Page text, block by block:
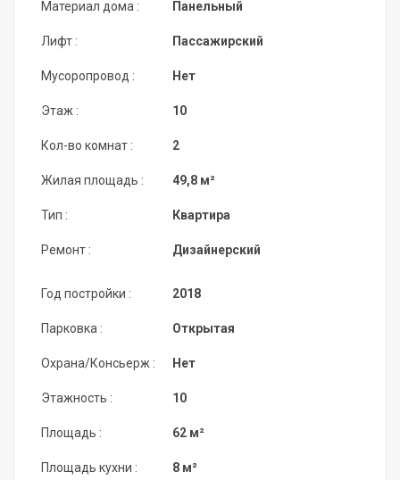
Материал дома :
Лифт :
Мусоропровод :
Этаж :
Кол-во комнат :
Жилая площадь :
Тип :
Ремонт :
Панельный
Пассажирский
Нет
10
2
49,8 м²
Квартира
Дизайнерский
Год постройки :
Парковка :
Охрана/Консьерж :
Этажность :
Площадь :
Площадь кухни :
2018
Открытая
Нет
10
62 м²
8 м²